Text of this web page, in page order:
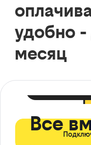
удобно -
месяц
Все